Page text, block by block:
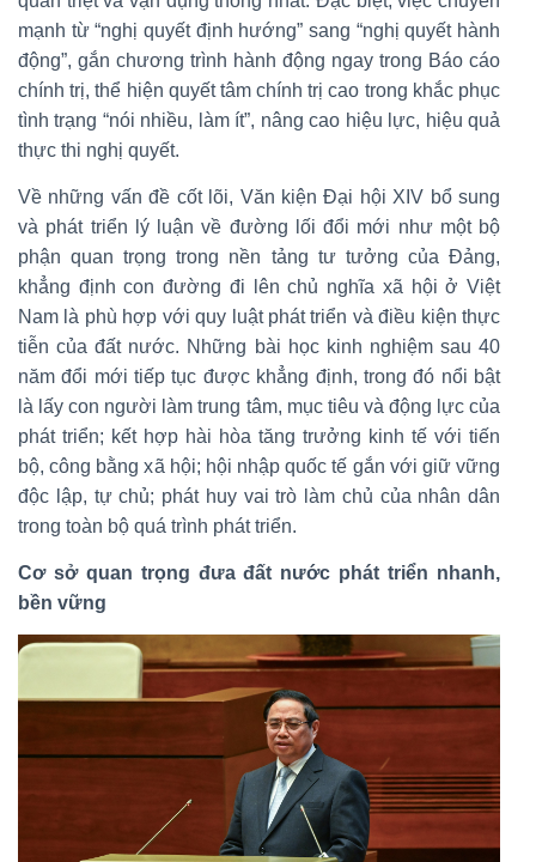
mạnh từ “nghị quyết định hướng” sang “nghị quyết hành
động”, gắn chương trình hành động ngay trong Báo cáo
chính trị, thể hiện quyết tâm chính trị cao trong khắc phục
tình trạng “nói nhiều, làm ít”, nâng cao hiệu lực, hiệu quả
thực thi nghị quyết.
Về những vấn đề cốt lõi, Văn kiện Đại hội XIV bổ sung
và phát triển lý luận về đường lối đổi mới như một bộ
phận quan trọng trong nền tảng tư tưởng của Đảng,
khẳng định con đường đi lên chủ nghĩa xã hội ở Việt
Nam là phù hợp với quy luật phát triển và điều kiện thực
tiễn của đất nước. Những bài học kinh nghiệm sau 40
năm đổi mới tiếp tục được khẳng định, trong đó nổi bật
là lấy con người làm trung tâm, mục tiêu và động lực của
phát triển; kết hợp hài hòa tăng trưởng kinh tế với tiến
bộ, công bằng xã hội; hội nhập quốc tế gắn với giữ vững
độc lập, tự chủ; phát huy vai trò làm chủ của nhân dân
trong toàn bộ quá trình phát triển.
Cơ sở quan trọng đưa đất nước phát triển nhanh,
bền vững